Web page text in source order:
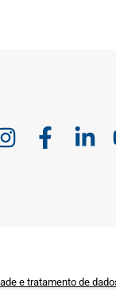
e tratamento de